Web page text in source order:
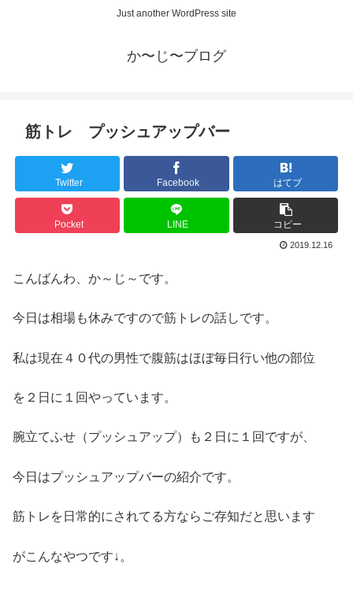
Just another WordPress site
か〜じ〜ブログ
筋トレ プッシュアップバー
Twitter Facebook はてブ
Pocket LINE コピー
2019.12.16
こんばんわ、か～じ～です。
今日は相場も休みですので筋トレの話しです。
私は現在４０代の男性で腹筋はほぼ毎日行い他の部位
を２日に１回やっています。
腕立てふせ（プッシュアップ）も２日に１回ですが、
今日はプッシュアップバーの紹介です。
筋トレを日常的にされてる方ならご存知だと思います
がこんなやつです↓。